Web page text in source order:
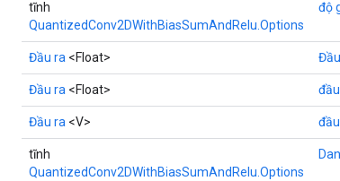
tĩnh
QuantizedConv2DWithBiasSumAndRelu.Options
độ
Đầu ra <Float>
Đầu ra <Float>
Đầu ra <V>
tĩnh
QuantizedConv2DWithBiasSumAndRelu.Options